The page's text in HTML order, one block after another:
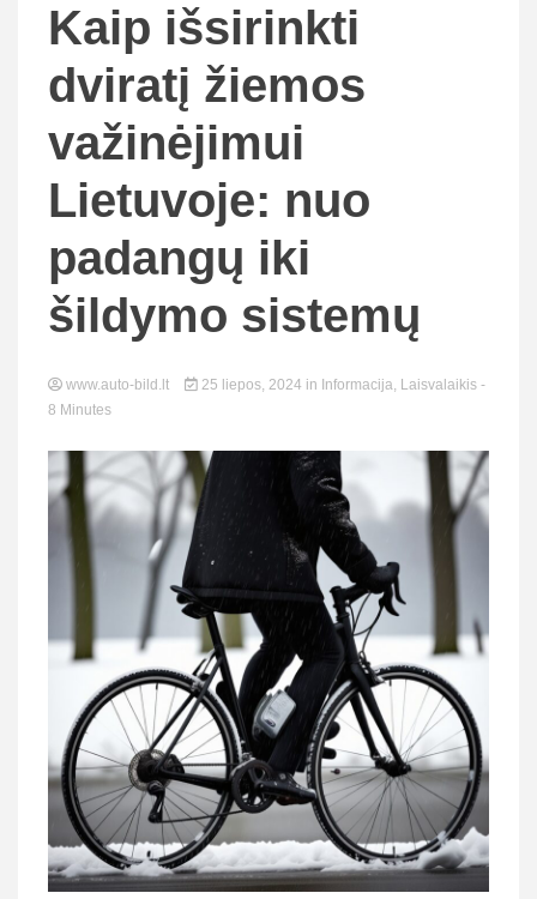
Kaip išsirinkti
dviratį žiemos
važinėjimui
Lietuvoje: nuo
padangų iki
šildymo sistemų
www.auto-bild.lt 25 liepos, 2024 in Informacija, Laisvalaikis -
8 Minutes